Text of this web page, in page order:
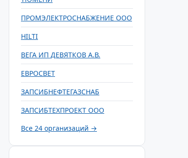
ПРОМЭЛЕКТРОСНАБЖЕНИЕ ООО
HILTI
ВЕГА ИП ДЕВЯТКОВ А.В.
ЕВРОСВЕТ
ЗАПСИБНЕФТЕГАЗСНАБ
ЗАПСИБТЕХПРОЕКТ ООО
Все 24 организаций →